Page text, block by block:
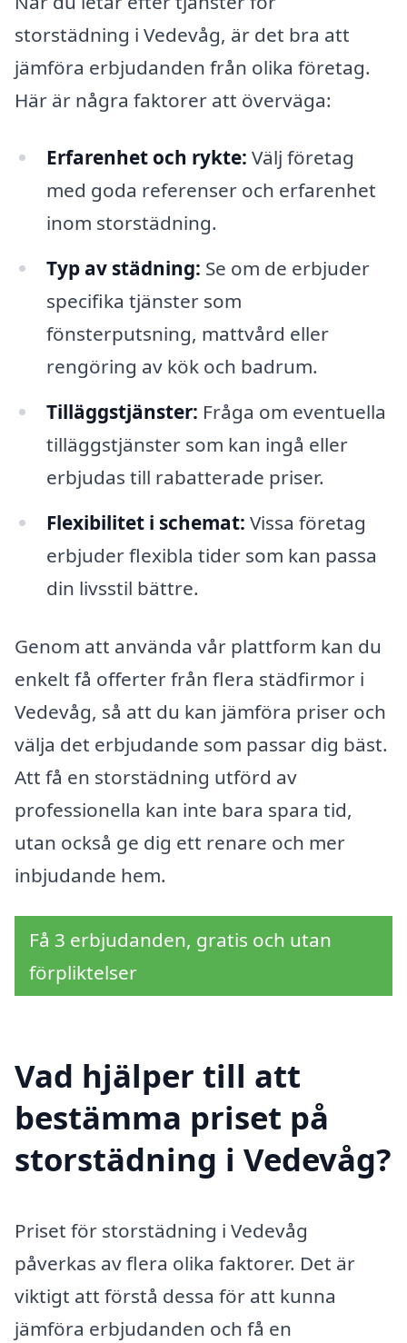
storstädning i Vedevåg, är det bra att
jämföra erbjudanden från olika företag.
Här är några faktorer att överväga:
Erfarenhet och rykte: Välj företag
med goda referenser och erfarenhet
inom storstädning.
Typ av städning: Se om de erbjuder
specifika tjänster som
fönsterputsning, mattvård eller
rengöring av kök och badrum.
Tilläggstjänster: Fråga om eventuella
tilläggstjänster som kan ingå eller
erbjudas till rabatterade priser.
Flexibilitet i schemat: Vissa företag
erbjuder flexibla tider som kan passa
din livsstil bättre.
Genom att använda vår plattform kan du
enkelt få offerter från flera städfirmor i
Vedevåg, så att du kan jämföra priser och
välja det erbjudande som passar dig bäst.
Att få en storstädning utförd av
professionella kan inte bara spara tid,
utan också ge dig ett renare och mer
inbjudande hem.
Få 3 erbjudanden, gratis och utan
förpliktelser
Vad hjälper till att
bestämma priset på
storstädning i Vedevåg?
Priset för storstädning i Vedevåg
påverkas av flera olika faktorer. Det är
viktigt att förstå dessa för att kunna
jämföra erbjudanden och få en